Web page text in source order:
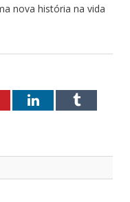
nova história na vida
LinkedInTumblr